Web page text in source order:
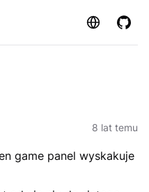
Strona
8 lat temu
game panel wyskakuje